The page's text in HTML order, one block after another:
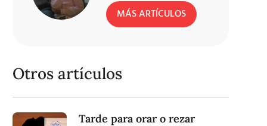
MÁS ARTÍCULOS
Otros artículos
Tarde para orar o rezar